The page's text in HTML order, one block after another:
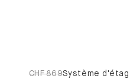
CHF 869Système